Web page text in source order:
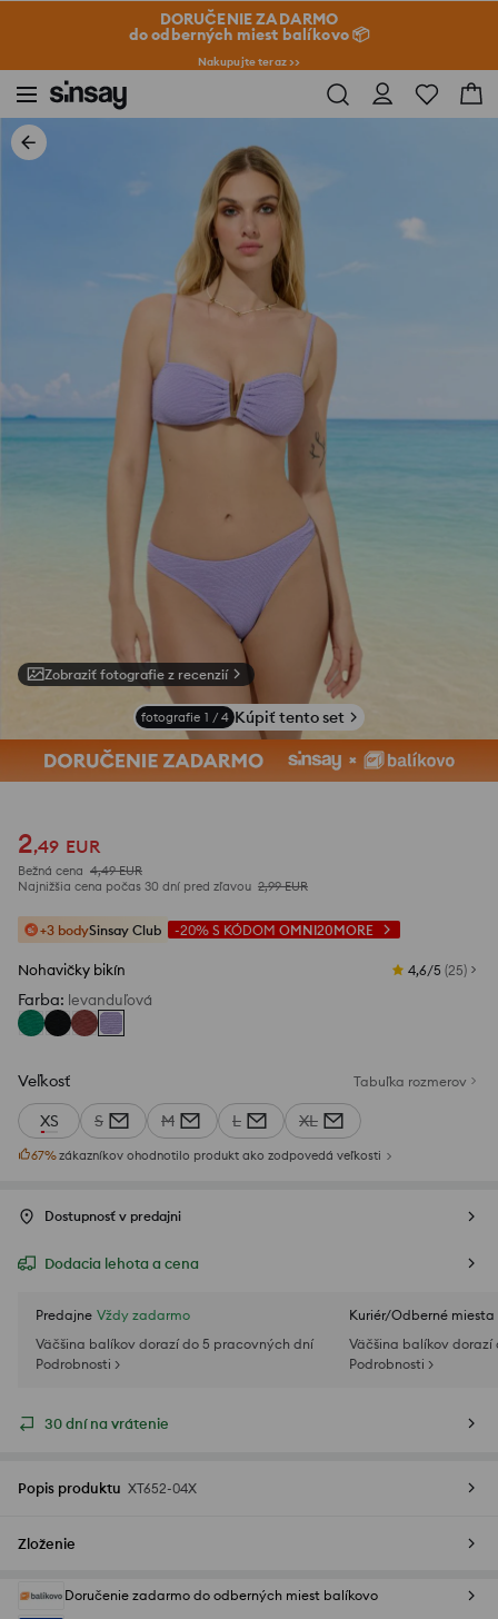
DORUČENIE ZADARMO
do odberných miest balíkovo 📦
Nakupujte teraz >>
Zobraziť fotografie z recenzií
fotografie 1 / 4 Kúpiť tento set
2,49 EUR
Bežná cena 4,49 EUR
Najnižšia cena počas 30 dní pred zľavou 2,99 EUR
+3 bodySinsay Club -20% S KÓDOM OMNI20MORE
Nohavičky bikín 4,6/5 (25)
Farba: levanduľová
Veľkosť Tabuľka rozmerov
XS S M L XL
67%zákazníkov ohodnotilo produkt ako zodpovedá veľkosti
Dostupnosť v predajni
Dodacia lehota a cena
Predajne Vždy zadarmo
Väčšina balíkov dorazí do 5 pracovných dní
Podrobnosti >
Kuriér/Odberné miesta
Väčšina balíkov
Podrobnosti >
30 dní na vrátenie
Popis produktu XT652-04X
Zloženie
Doručenie zadarmo do odberných miest balíkovo